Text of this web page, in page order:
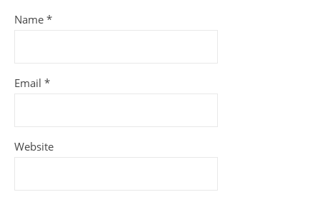
Name *
Email *
Website